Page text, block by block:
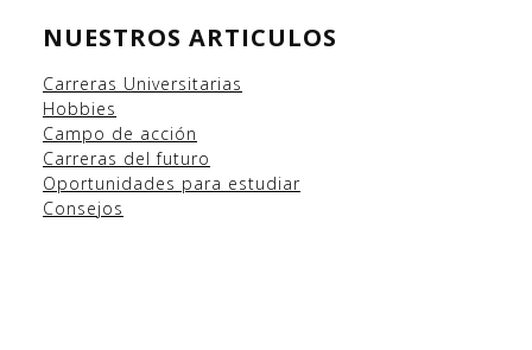
NUESTROS ARTICULOS
Carreras Universitarias
Hobbies
Campo de acción
Carreras del futuro
Oportunidades para estudiar
Consejos